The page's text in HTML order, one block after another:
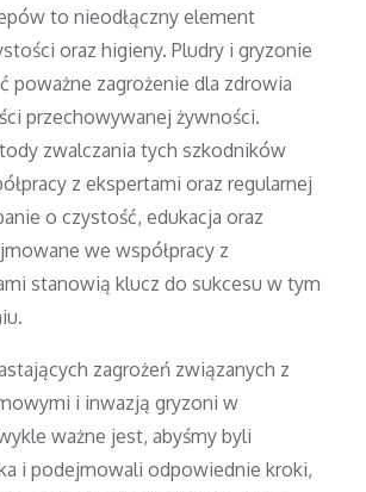
to nieodłączny element
oraz higieny. Pludry i gryzonie
poważne zagrożenie dla zdrowia
przechowywanej żywności.
zwalczania tych szkodników
z ekspertami oraz regularnej
o czystość, edukacja oraz
we współpracy z
stanowią klucz do sukcesu w tym
zagrożeń związanych z
i inwazją gryzoni w
ważne jest, abyśmy byli
i podejmowali odpowiednie kroki,